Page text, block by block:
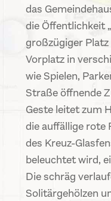
das
die Öffentlichkeit
großzügiger
Vorplatz in
wie Spielen,
Straße öffnende
Geste leitet zum
die auffällige rote
des Kreuz-
beleuchtet wird,
Die schräg
Solitärgehölzen